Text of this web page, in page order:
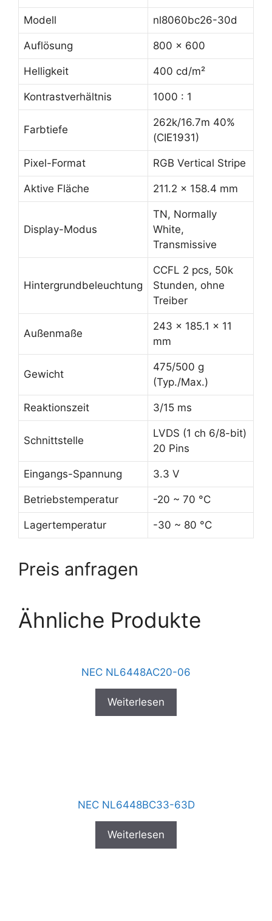
Modell nl8060bc26-30d
Auflösung 800 x 600
Helligkeit 400 cd/m²
Kontrastverhältnis 1000 : 1
Farbtiefe
262k/16.7m 40%
(CIE1931)
Pixel-Format RGB Vertical Stripe
Aktive Fläche 211.2 x 158.4 mm
Display-Modus
TN, Normally
White,
Transmissive
Hintergrundbeleuchtung
CCFL 2 pcs, 50k
Stunden, ohne
Treiber
Außenmaße
243 x 185.1 x 11
mm
Gewicht
475/500 g
(Typ./Max.)
Reaktionszeit 3/15 ms
Schnittstelle
LVDS (1 ch 6/8-bit)
20 Pins
Eingangs-Spannung 3.3 V
Betriebstemperatur -20 ~ 70 °C
Lagertemperatur -30 ~ 80 °C
Preis anfragen
Ähnliche Produkte
NEC NL6448AC20-06
Weiterlesen
NEC NL6448BC33-63D
Weiterlesen